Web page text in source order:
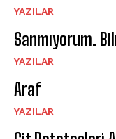
YAZILAR
Sanmıyorum.
YAZILAR
Araf
YAZILAR